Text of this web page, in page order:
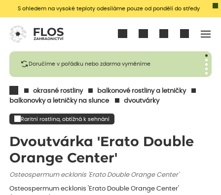
S ohledem na vysoké teploty odesíláme pouze od pondělí do středy
Doručíme v pořádku nebo zdarma vyměníme
okrasné rostliny
balkonové rostliny a letničky
balkonovky a letničky na slunce
dvoutvárky
Raritní rostlina, obtížná k sehnání
Dvoutvárka 'Erato Double
Orange Center'
Osteospermum ecklonis 'Erato Double Orange Center'
Osteospermum ecklonis 'Erato Double Orange Center'